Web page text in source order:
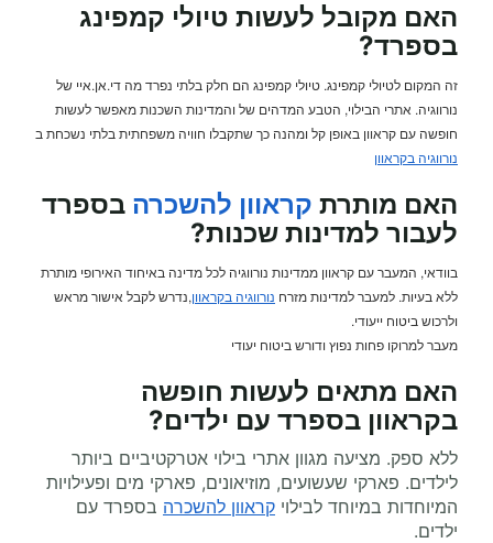
האם מקובל לעשות טיולי קמפינג
בספרד?
זה המקום לטיולי קמפינג. טיולי קמפינג הם חלק בלתי נפרד מה די.אן.איי של
נורווגיה. אתרי הבילוי, הטבע המדהים של והמדינות השכנות מאפשר לעשות
חופשה עם קראוון באופן קל ומהנה כך שתקבלו חוויה משפחתית בלתי נשכחת ב
נורווגיה בקראוון
האם מותרת קראוון להשכרה בספרד
לעבור למדינות שכנות?
בוודאי, המעבר עם קראוון ממדינות נורווגיה לכל מדינה באיחוד האירופי מותרת
ללא בעיות. למעבר למדינות מזרח נורווגיה בקראוון,נדרש לקבל אישור מראש
ולרכוש ביטוח ייעודי.
מעבר למרוקו פחות נפוץ ודורש ביטוח יעודי
האם מתאים לעשות חופשה
בקראוון בספרד עם ילדים?
ללא ספק. מציעה מגוון אתרי בילוי אטרקטיביים ביותר
לילדים. פארקי שעשועים, מוזיאונים, פארקי מים ופעילויות
המיוחדות במיוחד לבילוי קראוון להשכרה בספרד עם
ילדים.